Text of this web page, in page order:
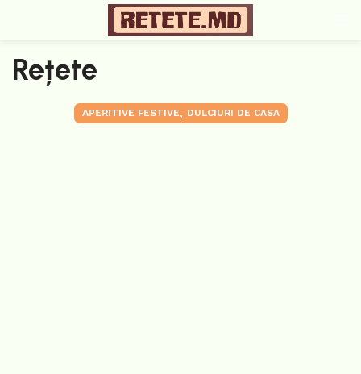
Rețete
APERITIVE FESTIVE, DULCIURI DE CASA